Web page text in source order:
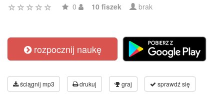
0 10 fiszek brak
rozpocznij naukę
ściągnij mp3 drukuj graj sprawdź się